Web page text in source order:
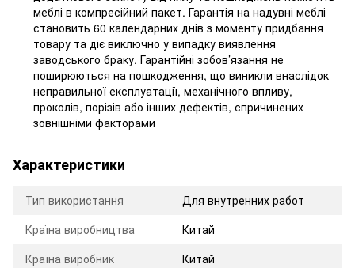
меблі в компресійний пакет. Гарантія на надувні меблі
становить 60 календарних днів з моменту придбання
товару та діє виключно у випадку виявлення
заводського браку. Гарантійні зобов’язання не
поширюються на пошкодження, що виникли внаслідок
неправильної експлуатації, механічного впливу,
проколів, порізів або інших дефектів, спричинених
зовнішніми факторами
Характеристики
Тип використання
Для внутренних работ
Країна виробництва
Китай
Країна виробник
Китай